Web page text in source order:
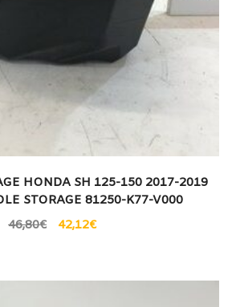
HONDA SH 125-150 2017-2019
STORAGE 81250-K77-V000
46,80€ 42,12€